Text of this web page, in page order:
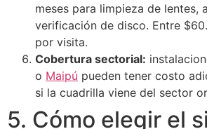
meses para limpieza de lentes,
verificación de disco. Entre
por visita.
Cobertura sectorial:
o Maipú pueden tener costo
si la cuadrilla viene del sector
5. Cómo elegir el